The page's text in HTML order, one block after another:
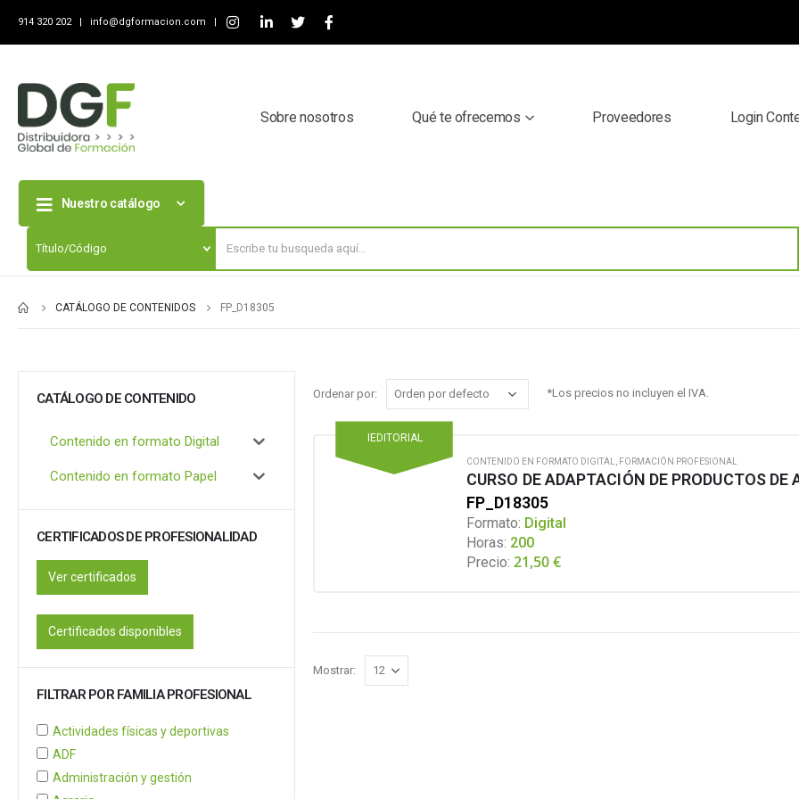
914 320 202 | info@dgformacion.com |
Sobre nosotros Qué te ofrecemos Proveedores Login
Nuestro catálogo
CATÁLOGO DE CONTENIDOS FP_D18305
Ordenar por: *Los precios no incluyen el IVA.
IEDITORIAL
CONTENIDO EN FORMATO DIGITAL, FORMACIÓN PROFESIONAL
CURSO DE ADAPTACIÓN DE PRODUCTOS DE
FP_D18305
Formato: Digital
Horas: 200
Precio: 21,50€
Mostrar:
CATÁLOGO DE CONTENIDO
Contenido en formato Digital
Contenido en formato Papel
CERTIFICADOS DE PROFESIONALIDAD
Ver certificados
Certificados disponibles
FILTRAR POR FAMILIA PROFESIONAL
Actividades físicas y deportivas
ADF
Administración y gestión